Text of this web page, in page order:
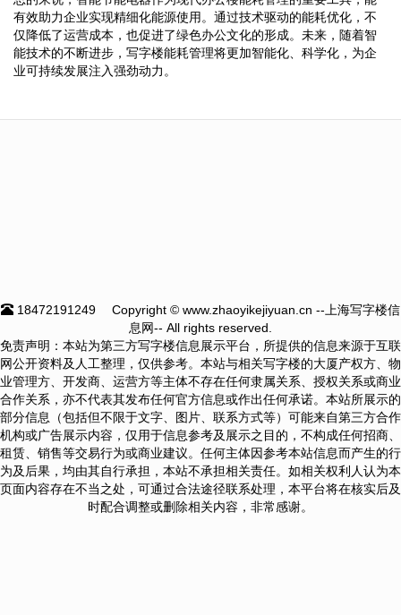
有效助力企业实现精细化能源使用。通过技术驱动的能耗优化，不
仅降低了运营成本，也促进了绿色办公文化的形成。未来，随着智
能技术的不断进步，写字楼能耗管理将更加智能化、科学化，为企
业可持续发展注入强劲动力。
18472191249
Copyright © www.zhaoyikejiyuan.cn --上海写字楼信
息网-- All rights reserved.
免责声明：本站为第三方写字楼信息展示平台，所提供的信息来源于互联
网公开资料及人工整理，仅供参考。本站与相关写字楼的大厦产权方、物
业管理方、开发商、运营方等主体不存在任何隶属关系、授权关系或商业
合作关系，亦不代表其发布任何官方信息或作出任何承诺。本站所展示的
部分信息（包括但不限于文字、图片、联系方式等）可能来自第三方合作
机构或广告展示内容，仅用于信息参考及展示之目的，不构成任何招商、
租赁、销售等交易行为或商业建议。任何主体因参考本站信息而产生的行
为及后果，均由其自行承担，本站不承担相关责任。如相关权利人认为本
页面内容存在不当之处，可通过合法途径联系处理，本平台将在核实后及
时配合调整或删除相关内容，非常感谢。